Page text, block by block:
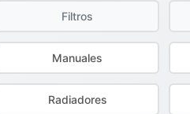
Filtros
Manuales
Radiadores